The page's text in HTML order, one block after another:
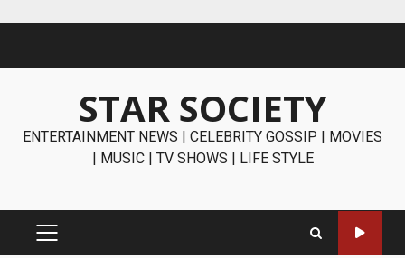
STAR SOCIETY
ENTERTAINMENT NEWS | CELEBRITY GOSSIP | MOVIES
| MUSIC | TV SHOWS | LIFE STYLE
PRIMARY